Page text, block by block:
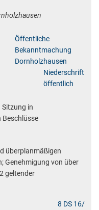
Öffentliche
Bekanntmachung
Dornholzhausen
Niederschrift
öffentlich
Sitzung in
überplanmäßigen
Genehmigung von über
geltender
8 DS 16/